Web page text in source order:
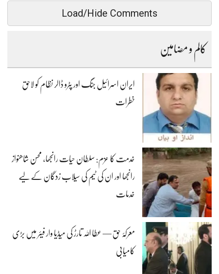
Load/Hide Comments
کالم و مضامین
ایران اسرائیل جنگ اور پٹرو ڈالر نظام کو لاحق
خطرات
خدمت کا عزم: سلطان حیات رانجھا، محسن شاھنواز
رانجھا اور ان کی ٹیم کی سیلاب زدگان کے لیے
خدمات
معرکۂ حق — عطا اللہ تارڑ کی میڈیا وار فیئر میں بڑی
کامیابی